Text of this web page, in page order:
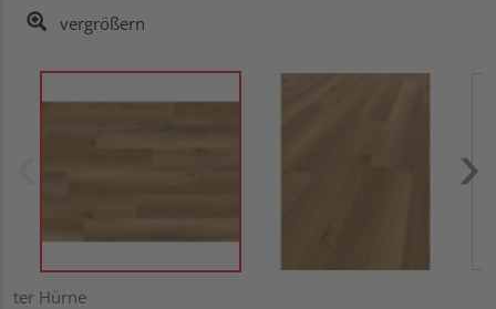
vergrößern
ter Hürne